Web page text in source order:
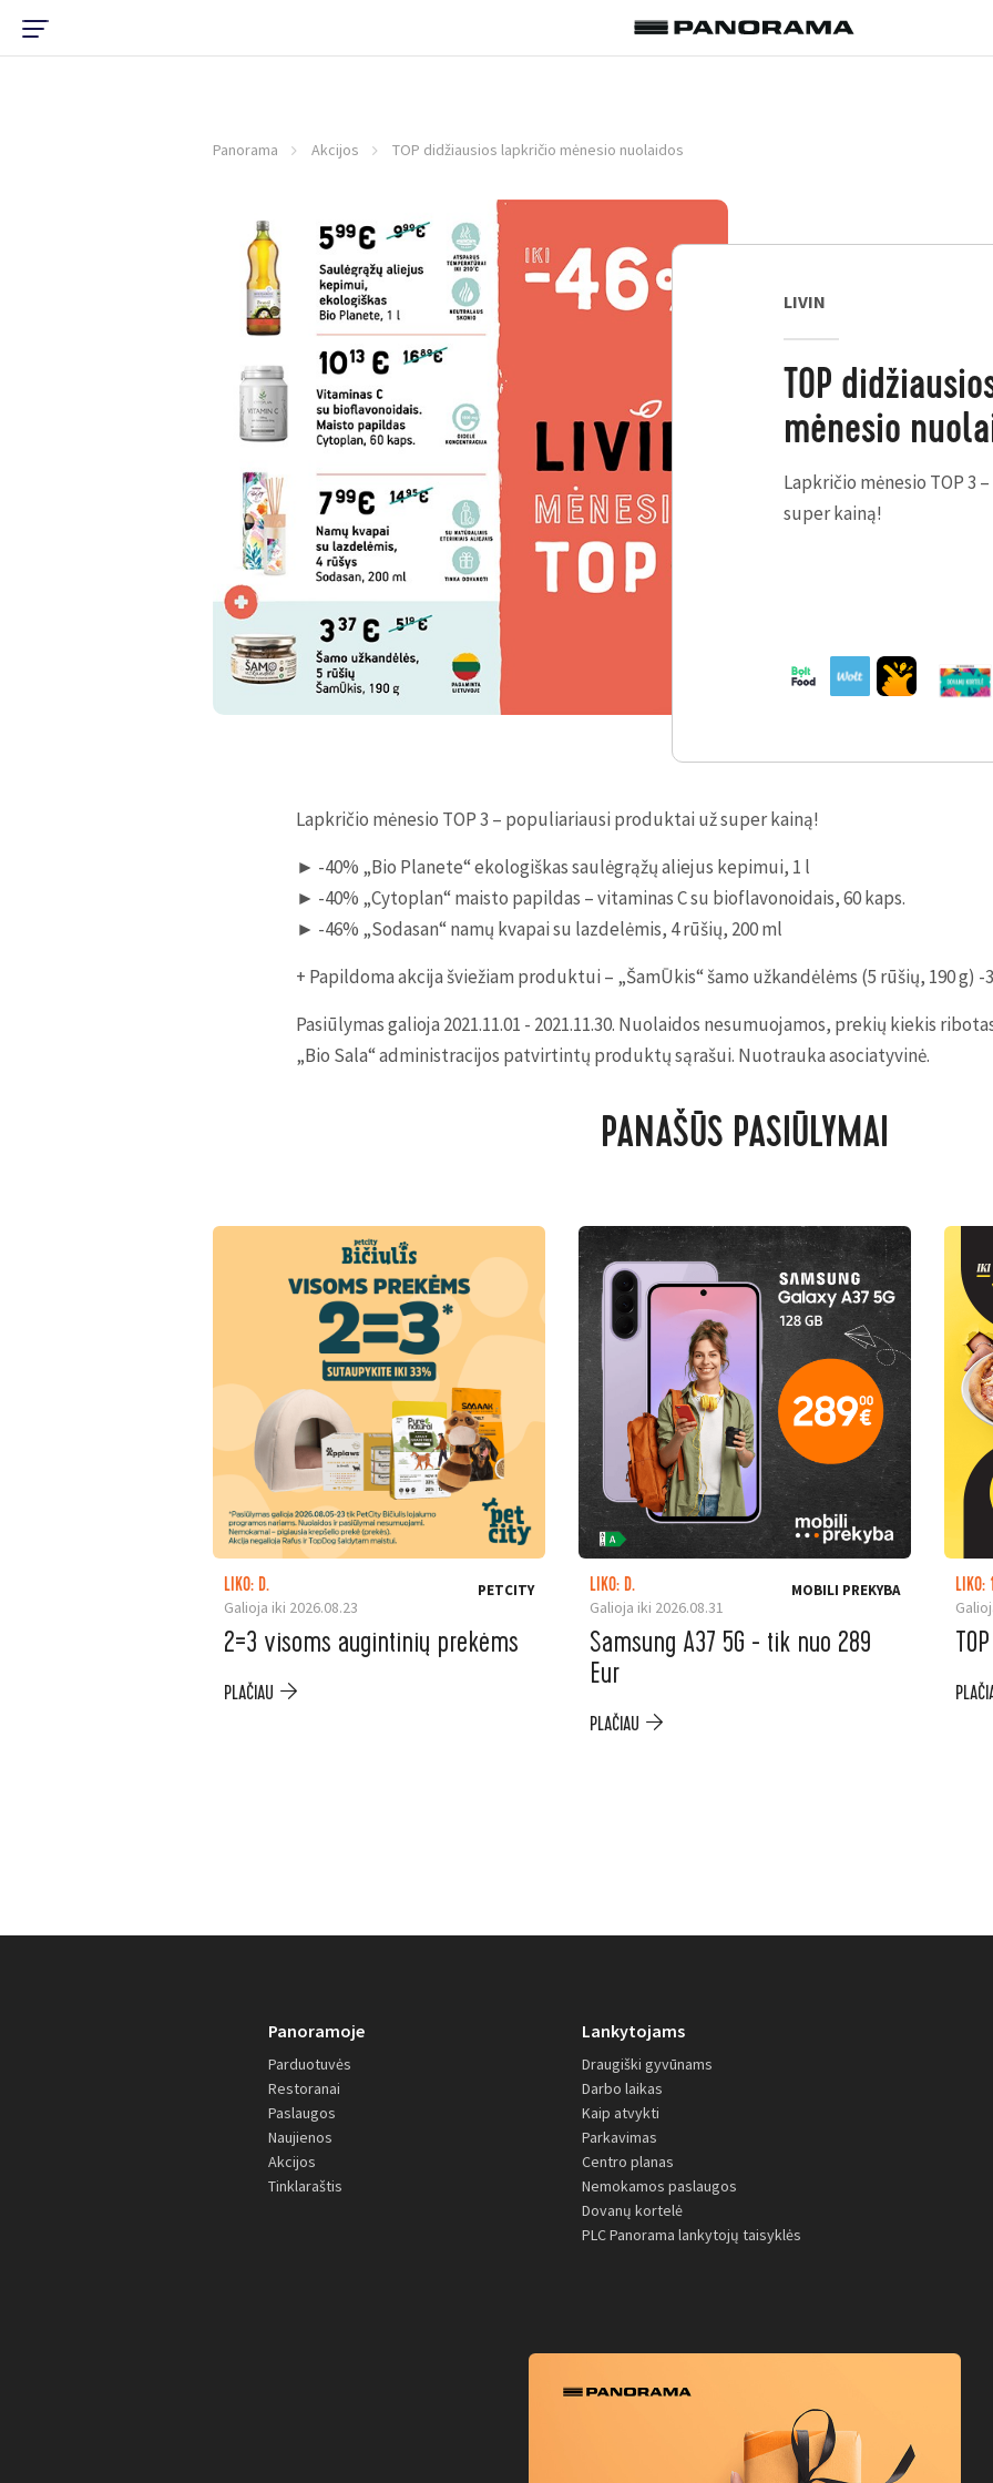
Panorama Akcijos TOP didžiausios lapkričio mėnesio nuolaidos
LIVIN
TOP
mėnesio
Lapkričio mėnesio TOP 3
super kainą!
Lapkričio mėnesio TOP 3 – populiariausi produktai už super kainą!
► -40% „Bio Planete“ ekologiškas saulėgrąžų aliejus kepimui, 1 l
► -40% „Cytoplan“ maisto papildas – vitaminas C su bioflavonoidais, 60 kaps.
► -46% „Sodasan“ namų kvapai su lazdelėmis, 4 rūšių, 200 ml
+ Papildoma akcija šviežiam produktui – „ŠamŪkis“ šamo užkandėlėms (5 rūšių, 190 g) -
Pasiūlymas galioja 2021.11.01 - 2021.11.30. Nuolaidos nesumuojamos, prekių kiekis
„Bio Sala“ administracijos patvirtintų produktų sąrašui. Nuotrauka asociatyvinė.
PANAŠŪS PASIŪLYMAI
LIKO: D.
Galioja iki 2026.08.23
PETCITY
2=3 visoms augintinių prekėms
PLAČIAU
LIKO: D.
Galioja iki 2026.08.31
MOBILI PREKYBA
Samsung A37 5G - tik nuo 289
Eur
PLAČIAU
LIKO:
Panoramoje
Parduotuvės
Restoranai
Paslaugos
Naujienos
Akcijos
Tinklaraštis
Lankytojams
Draugiški gyvūnams
Darbo laikas
Kaip atvykti
Parkavimas
Centro planas
Nemokamos paslaugos
Dovanų kortelė
PLC Panorama lankytojų taisyklės